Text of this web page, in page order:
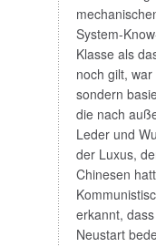
System-
Klasse als
noch gilt,
sondern
die nach
Leder und
der Luxus,
Chinesen
erkannt,
Neustart